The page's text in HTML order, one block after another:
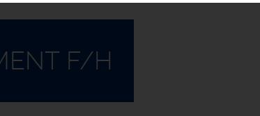
F/H